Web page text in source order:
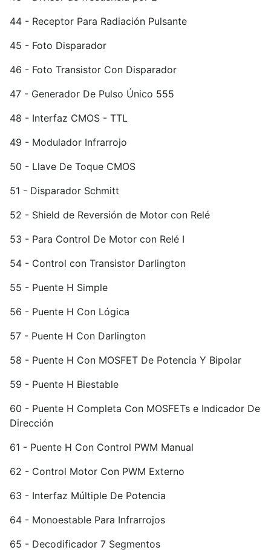
44 - Receptor Para Radiación Pulsante
45 - Foto Disparador
46 - Foto Transistor Con Disparador
47 - Generador De Pulso Único 555
48 - Interfaz CMOS - TTL
49 - Modulador Infrarrojo
50 - Llave De Toque CMOS
51 - Disparador Schmitt
52 - Shield de Reversión de Motor con Relé
53 - Para Control De Motor con Relé I
54 - Control con Transistor Darlington
55 - Puente H Simple
56 - Puente H Con Lógica
57 - Puente H Con Darlington
58 - Puente H Con MOSFET De Potencia Y Bipolar
59 - Puente H Biestable
60 - Puente H Completa Con MOSFETs e Indicador De
Dirección
61 - Puente H Con Control PWM Manual
62 - Control Motor Con PWM Externo
63 - Interfaz Múltiple De Potencia
64 - Monoestable Para Infrarrojos
65 - Decodificador 7 Segmentos